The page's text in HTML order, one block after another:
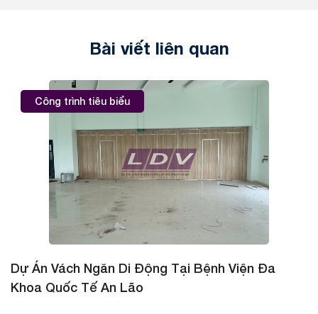
Bài viết liên quan
Công trình tiêu biểu
Dự Án Vách Ngăn Di Động Tại Bệnh Viện Đa
Khoa Quốc Tế An Lão